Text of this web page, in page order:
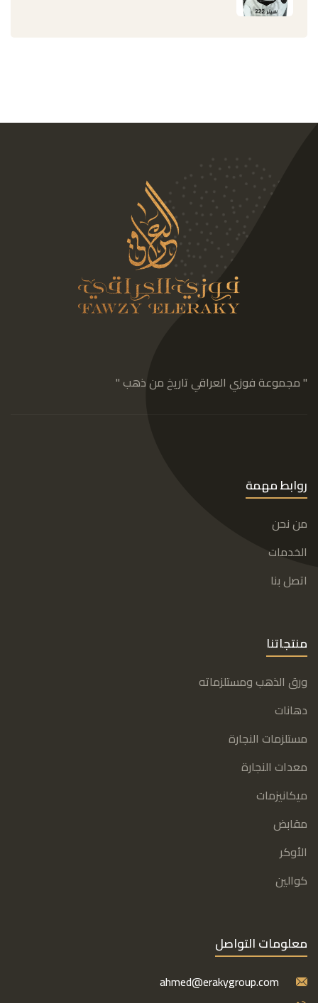
" مجموعة فوزي العراقي تاريخ من ذهب "
روابط مهمة
من نحن
الخدمات
اتصل بنا
منتجاتنا
ورق الذهب ومستلزماته
دهانات
مستلزمات النجارة
معدات النجارة
ميكانيزمات
مقابض
الأوكر
كوالين
معلومات التواصل
ahmed@erakygroup.com